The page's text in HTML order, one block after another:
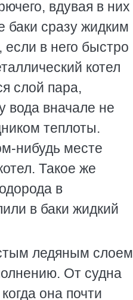
вдувая в них
баки сразу жидким
в него быстро
котел
слой пара,
вода вначале не
теплоты.
нибудь месте
Такое же
в
в баки жидкий
ледяным слоем
От судна
она почти